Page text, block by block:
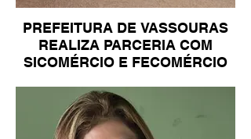
PREFEITURA DE VASSOURAS
REALIZA PARCERIA COM
SICOMÉRCIO E FECOMÉRCIO